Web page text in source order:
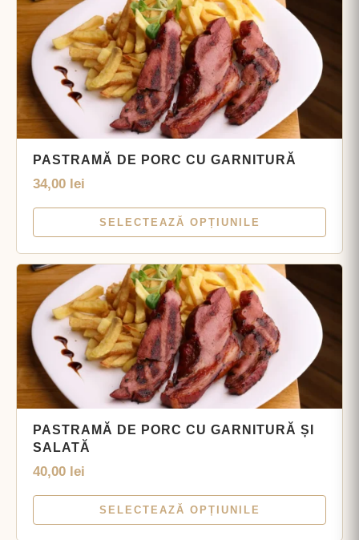
PASTRAMĂ DE PORC CU GARNITURĂ
34,00 lei
SELECTEAZĂ OPȚIUNILE
PASTRAMĂ DE PORC CU GARNITURĂ ȘI
SALATĂ
40,00 lei
SELECTEAZĂ OPȚIUNILE